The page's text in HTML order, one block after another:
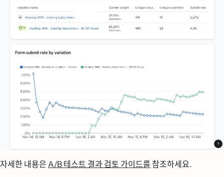
자세한 내용은 A/B 테스트 결과 검토 가이드를 참조하세요.